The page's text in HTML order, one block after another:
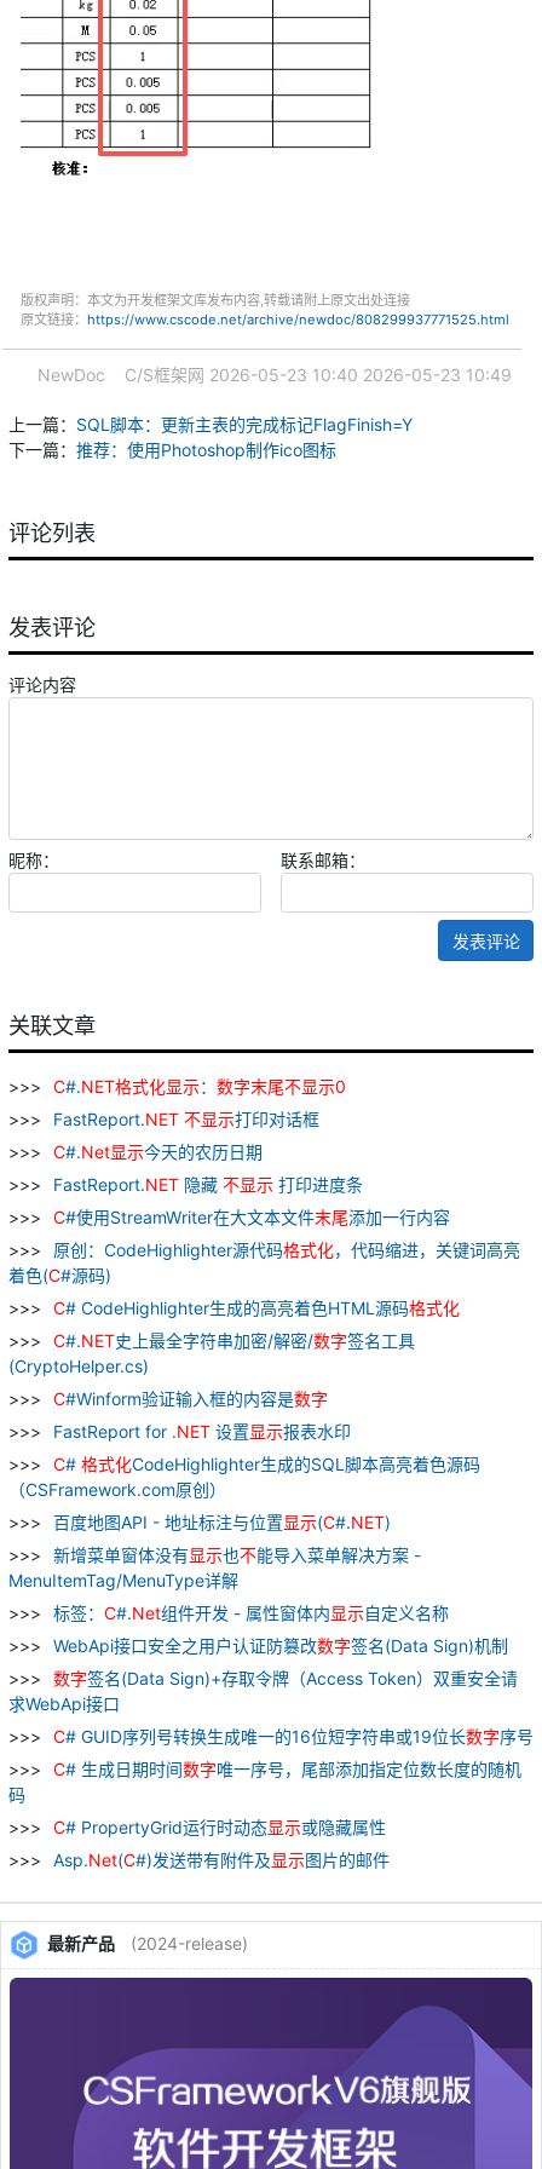
版权声明：本文为开发框架文库发布内容,转载请附上原文出处连接
原文链接： https://www.cscode.net/archive/newdoc/808299937771525.html
NewDoc C/S框架网 2026-05-23 10:40 2026-05-23 10:49
上一篇： SQL脚本：更新主表的完成标记FlagFinish=Y
下一篇： 推荐：使用Photoshop制作ico图标
评论列表
发表评论
评论内容
昵称： 联系邮箱：
发表评论
关联文章
C#.NET格式化显示： 数字末尾不显示0
FastReport.NET 不显示打印对话框
C#.Net显示今天的农历日期
FastReport.NET 隐藏 不显示 打印进度条
C#使用StreamWriter在大文本文件末尾添加一行内容
原创：CodeHighlighter源代码格式化，代码缩进，关键词高亮
着色(C#源码)
C# CodeHighlighter生成的高亮着色HTML源码格式化
C#.NET史上最全字符串加密/解密/数字签名工具
(CryptoHelper.cs)
C#Winform验证输入框的内容是数字
FastReport for .NET 设置显示报表水印
C# 格式化CodeHighlighter生成的SQL脚本高亮着色源码
（CSFramework.com原创）
百度地图API - 地址标注与位置显示(C#.NET)
新增菜单窗体没有显示也不能导入菜单解决方案 -
MenuItemTag/MenuType详解
标签： C#.Net组件开发 - 属性窗体内显示自定义名称
WebApi接口安全之用户认证防篡改数字签名(Data Sign)机制
数字签名(Data Sign)+存取令牌（Access Token）双重安全请
求WebApi接口
C# GUID序列号转换生成唯一的16位短字符串或19位长数字序号
C# 生成日期时间数字唯一序号，尾部添加指定位数长度的随机
码
C# PropertyGrid运行时动态显示或隐藏属性
Asp.Net(C#)发送带有附件及显示图片的邮件
最新产品 (2024-release)